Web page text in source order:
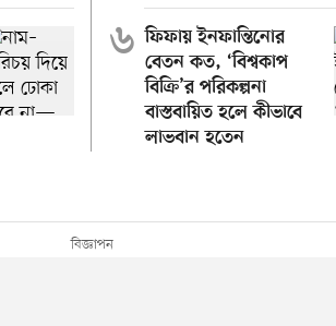
৬ ফিফায় ইনফান্তিনোর
বেতন কত, ‘বিশ্বকাপ
বিক্রি’র পরিকল্পনা
বাস্তবায়িত হলে কীভাবে
লাভবান হতেন